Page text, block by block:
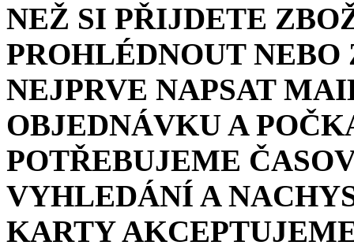
NEŽ SI PŘIJDETE
PROHLÉDNOUT
NEJPRVE NAPSAT
OBJEDNÁVKU A
POTŘEBUJEME
VYHLEDÁNÍ A
KARTY